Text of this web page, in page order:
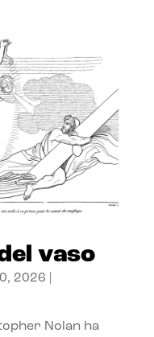
vaso
2026
Nolan ha